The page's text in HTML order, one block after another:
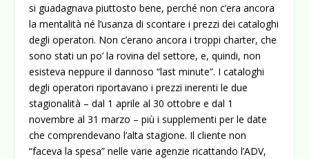
si guadagnava piuttosto bene, perché non c’era ancora
la mentalità né l’usanza di scontare i prezzi dei cataloghi
degli operatori. Non c’erano ancora i troppi charter, che
sono stati un po’ la rovina del settore, e, quindi, non
esisteva neppure il dannoso “last minute”. I cataloghi
degli operatori riportavano i prezzi inerenti le due
stagionalità – dal 1 aprile al 30 ottobre e dal 1
novembre al 31 marzo – più i supplementi per le date
che comprendevano l’alta stagione. Il cliente non
“faceva la spesa” nelle varie agenzie ricattando l’ADV,